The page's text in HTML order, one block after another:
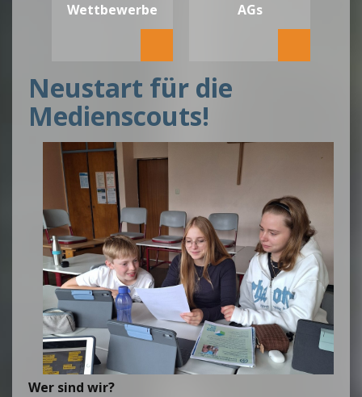
Wettbewerbe AGs
Neustart für die
Medienscouts!
Wer sind wir?